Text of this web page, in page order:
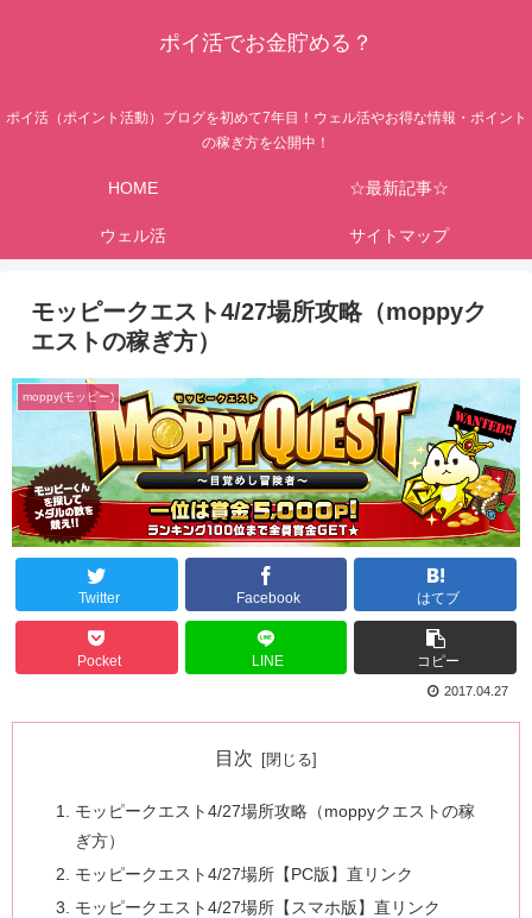
ポイ活でお金貯める？
ポイ活（ポイント活動）ブログを初めて7年目！ウェル活やお得な情報・ポイント
の稼ぎ方を公開中！
HOME ☆最新記事☆
ウェル活 サイトマップ
モッピークエスト4/27場所攻略（moppyク
エストの稼ぎ方）
moppy(モッピー)
Twitter Facebook はてブ
Pocket LINE コピー
2017.04.27
目次
モッピークエスト4/27場所攻略（moppyクエストの稼
ぎ方）
モッピークエスト4/27場所【PC版】直リンク
モッピークエスト4/27場所【スマホ版】直リンク